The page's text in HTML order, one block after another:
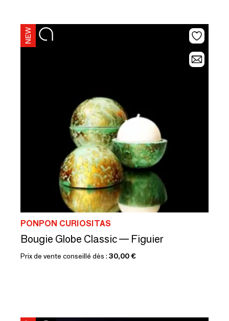
PONPON CURIOSITAS
Bougie Globe Classic — Figuier
Prix de vente conseillé dès : 30,00 €